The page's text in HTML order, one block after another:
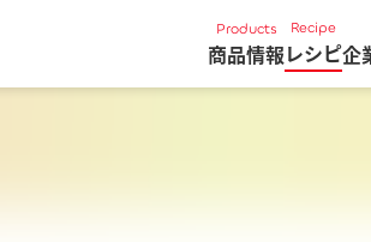
Products
商品情報
Recipe
レシピ企